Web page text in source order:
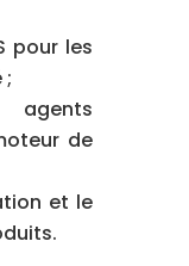
pour les
;
de
et le